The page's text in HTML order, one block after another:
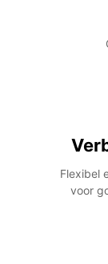
Flexibel
voor